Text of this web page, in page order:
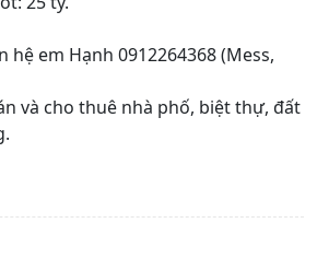
hệ em Hạnh 0912264368 (Mess,
và cho thuê nhà phố, biệt thự, đất